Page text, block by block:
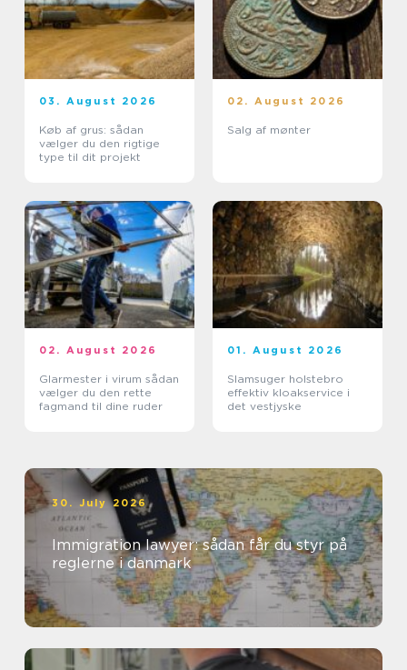
03. August 2026
Køb af grus: sådan
vælger du den rigtige
type til dit projekt
02. August 2026
Salg af mønter
02. August 2026
Glarmester i virum sådan
vælger du den rette
fagmand til dine ruder
01. August 2026
Slamsuger holstebro
effektiv kloakservice i
det vestjyske
30. July 2026
Immigration lawyer: sådan får du styr på
reglerne i danmark